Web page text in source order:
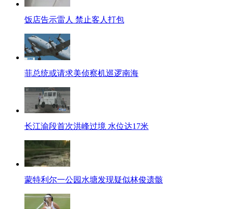
饭店告示雷人 禁止客人打包
菲总统或请求美侦察机巡逻南海
长江渝段首次洪峰过境 水位达17米
蒙特利尔一公园水塘发现疑似林俊遗骸